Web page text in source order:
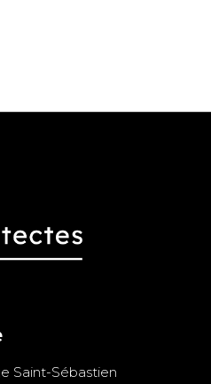
Saint-Sébastien